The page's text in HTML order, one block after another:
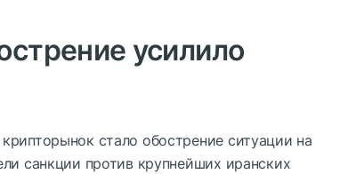
усилило
стало обострение ситуации на
санкции против крупнейших иранских